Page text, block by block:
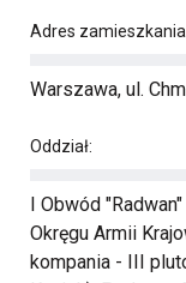
Adres
Warszawa, ul.
Oddział:
I Obwód
Okręgu Armii
kompania - III